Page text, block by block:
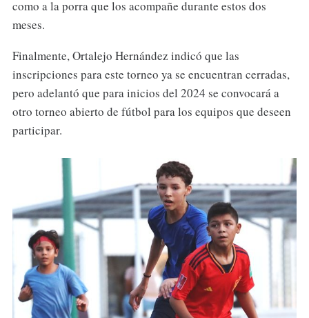
como a la porra que los acompañe durante estos dos
meses.
Finalmente, Ortalejo Hernández indicó que las
inscripciones para este torneo ya se encuentran cerradas,
pero adelantó que para inicios del 2024 se convocará a
otro torneo abierto de fútbol para los equipos que deseen
participar.